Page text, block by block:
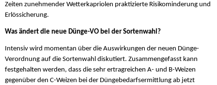
Zeiten zunehmender Wetterkapriolen praktizierte Risikominderung und
Erlössicherung.
Was ändert die neue Dünge-VO bei der Sortenwahl?
Intensiv wird momentan über die Auswirkungen der neuen Dünge-
Verordnung auf die Sortenwahl diskutiert. Zusammengefasst kann
festgehalten werden, dass die sehr ertragreichen A- und B-Weizen
gegenüber den C-Weizen bei der Düngebedarfsermittlung ab jetzt